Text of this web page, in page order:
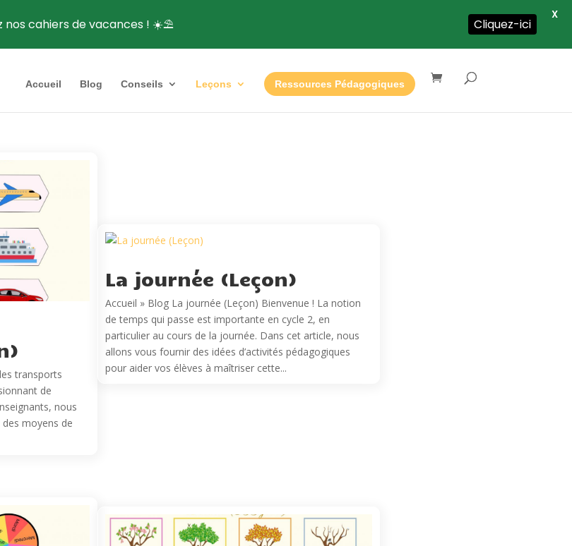
Accueil Blog Conseils Leçons Ressources Pédagogiques
transports
de
nous
moyens de
La journée (Leçon)
Accueil » Blog La journée (Leçon) Bienvenue ! La notion
de temps qui passe est importante en cycle 2, en
particulier au cours de la journée. Dans cet article, nous
allons vous fournir des idées d’activités pédagogiques
pour aider vos élèves à maîtriser cette...
nos cahiers de vacances ! ☀️⛱️ Cliquez-ici
X